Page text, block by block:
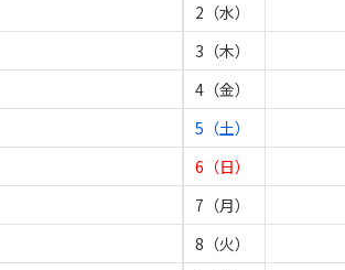
2（水）
3（木）
4（金）
5（土）
6（日）
7（月）
8（火）